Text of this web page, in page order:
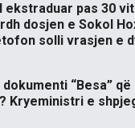
ekstraduar pas 30
dosjen e Sokol
solli vrasjen e
“Besa”
Kryeministri e